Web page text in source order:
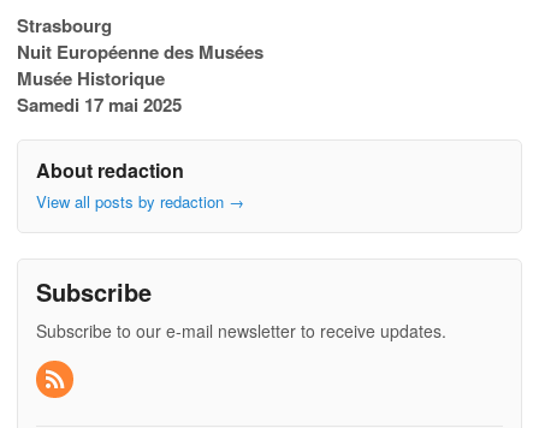
Strasbourg
Nuit Européenne des Musées
Musée Historique
Samedi 17 mai 2025
About redaction
View all posts by redaction →
Subscribe
Subscribe to our e-mail newsletter to receive updates.